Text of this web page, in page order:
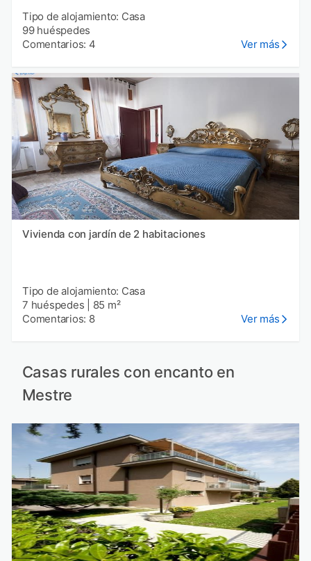
Tipo de alojamiento: Casa
99 huéspedes
Comentarios: 4
Ver más
Vivienda con jardín de 2 habitaciones
Tipo de alojamiento: Casa
7 huéspedes
85 m²
Comentarios: 8
Ver más
Casas rurales con encanto en
Mestre